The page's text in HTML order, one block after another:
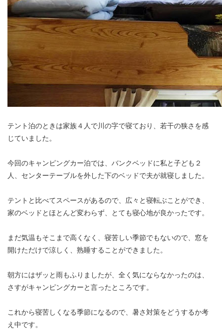
テント泊のときは家族４人で川の字で寝ており、若干の狭さを感
じていました。
今回のキャンピングカー泊では、バンクベッドに私と子ども２
人、センターテーブルを外した下のベッドで夫が就寝しました。
テントと比べてスペースがあるので、広々と寝転ぶことができ、
家のベッドとほとんど変わらず、とても寝心地が良かったです。
まだ気温もそこまで高くなく、寝苦しい季節でもないので、窓を
開けただけで涼しく、熟睡することができました。
朝方にはザッと雨もふりましたが、全く気にならなかったのは、
さすがキャンピングカーと言ったところです。
これから寝苦しくなる季節になるので、暑さ対策をどうするか考
え中です。